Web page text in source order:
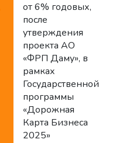
от 6% годовых,
после
утверждения
проекта АО
«ФРП Даму», в
рамках
Государственной
программы
«Дорожная
Карта Бизнеса
2025»